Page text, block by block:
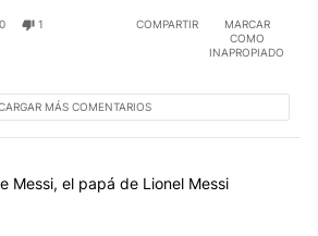
no se advierte al sur de su frontera
0 1 COMPARTIR
MARCAR
COMO
INAPROPIADO
MÁS COMENTARIOS
artículos con más comentarios en los
con el título "Murió Jorge Messi, el
Messi, el papá de Lionel Messi